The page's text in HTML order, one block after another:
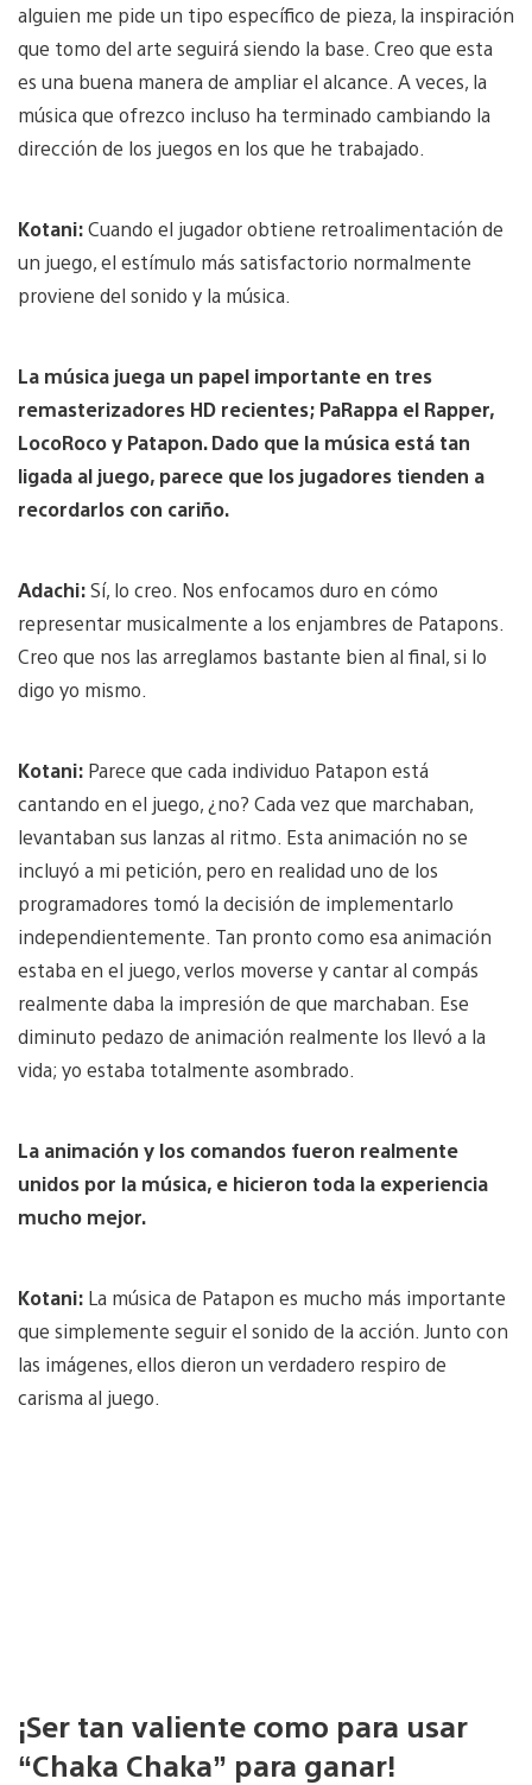
alguien me pide un tipo específico de pieza, la inspiración
que tomo del arte seguirá siendo la base. Creo que esta
es una buena manera de ampliar el alcance. A veces, la
música que ofrezco incluso ha terminado cambiando la
dirección de los juegos en los que he trabajado.
Kotani:Cuando el jugador obtiene retroalimentación de
un juego, el estímulo más satisfactorio normalmente
proviene del sonido y la música.
La música juega un papel importante en tres
remasterizadores HD recientes; PaRappa el Rapper,
LocoRoco y Patapon. Dado que la música está tan
ligada al juego, parece que los jugadores tienden a
recordarlos con cariño.
Adachi:Sí, lo creo. Nos enfocamos duro en cómo
representar musicalmente a los enjambres de Patapons.
Creo que nos las arreglamos bastante bien al final, si lo
digo yo mismo.
Kotani: Parece que cada individuo Patapon está
cantando en el juego, ¿no? Cada vez que marchaban,
levantaban sus lanzas al ritmo. Esta animación no se
incluyó a mi petición, pero en realidad uno de los
programadores tomó la decisión de implementarlo
independientemente. Tan pronto como esa animación
estaba en el juego, verlos moverse y cantar al compás
realmente daba la impresión de que marchaban. Ese
diminuto pedazo de animación realmente los llevó a la
vida; yo estaba totalmente asombrado.
La animación y los comandos fueron realmente
unidos por la música, e hicieron toda la experiencia
mucho mejor.
Kotani: La música de Patapon es mucho más importante
que simplemente seguir el sonido de la acción. Junto con
las imágenes, ellos dieron un verdadero respiro de
carisma al juego.
¡Ser tan valiente como para usar
“Chaka Chaka” para ganar!